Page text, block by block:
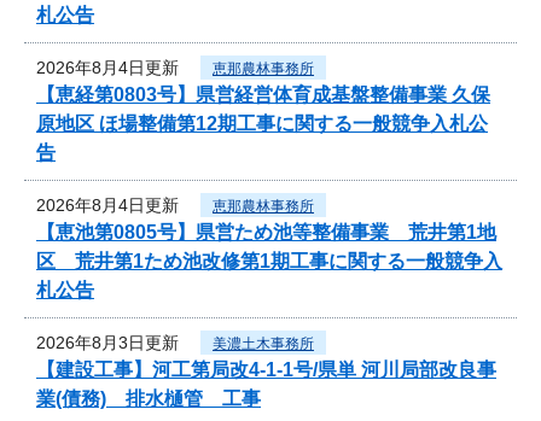
札公告
2026年8月4日更新 恵那農林事務所
【恵経第0803号】県営経営体育成基盤整備事業 久保
原地区 ほ場整備第12期工事に関する一般競争入札公
告
2026年8月4日更新 恵那農林事務所
【恵池第0805号】県営ため池等整備事業 荒井第1地
区 荒井第1ため池改修第1期工事に関する一般競争入
札公告
2026年8月3日更新 美濃土木事務所
【建設工事】河工第局改4-1-1号/県単 河川局部改良事
業(債務) 排水樋管 工事